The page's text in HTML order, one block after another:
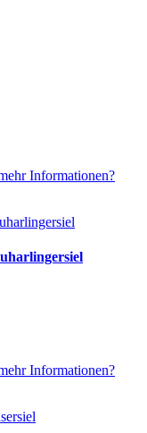
Informationen?
Informationen?